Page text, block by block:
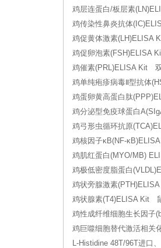
鸡层连蛋白/板层素
鸡传染性鼻炎抗体
鸡促黄体激素(LH)ELISA
鸡促卵泡素(FSH)ELISA
鸡催素(PRL)ELISA Kit
鸡单纯疱疹病毒Ⅱ型抗体
鸡蛋卵黄高蛋白肽
鸡分泌型免疫球蛋白
鸡弓形虫循环抗原
鸡核因子κB(NF-
鸡肌红蛋白(MYO/MB)
鸡极低密度脂蛋白
鸡状旁腺激素
鸡状腺素(T4)ELISA Kit
鸡性成纤维细胞生长因
鸡巨噬细胞替代激活相关
L-Histidine 48T/96T进口